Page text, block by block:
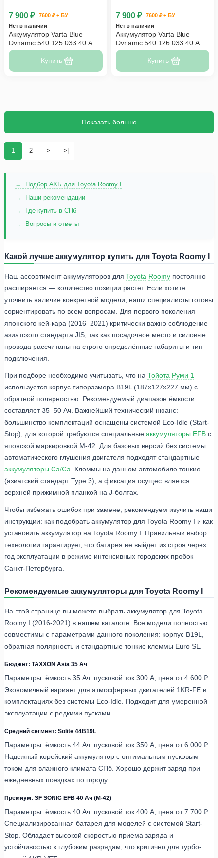
7 900 ₽
7600 ₽ + БУ
Нет в наличии
Аккумулятор Varta Blue
Dynamic 540 125 033 40 Ач
обр пол
Купить
7 900 ₽
7600 ₽ + БУ
Нет в наличии
Аккумулятор Varta Blue
Dynamic 540 126 033 40 Ач
A14
Купить
1 2 > >|
Показать больше
Подбор АКБ для Toyota Roomy I
Наши рекомендации
Где купить в СПб
Вопросы и ответы
Какой лучше аккумулятор купить для Toyota Roomy I
Наш ассортимент аккумуляторов для Toyota Roomy постоянно
расширяется — количество позиций растёт. Если хотите
уточнить наличие конкретной модели, наши специалисты готовы
сориентировать по всем вопросам. Для первого поколения
японского кей-кара (2016–2021) критически важно соблюдение
азиатского стандарта JIS, так как посадочное место и силовые
провода рассчитаны на строго определённые габариты и тип
подключения.
При подборе необходимо учитывать, что на Тойота Руми 1
используется корпус типоразмера B19L (187x127x227 мм) с
обратной полярностью. Рекомендуемый диапазон ёмкости
составляет 35–50 Ач. Важнейший технический нюанс:
большинство комплектаций оснащены системой Eco-Idle (Start-
Stop), для которой требуются специальные аккумуляторы EFB с
японской маркировкой M-42. Для базовых версий без системы
автоматического глушения двигателя подходят стандартные
аккумуляторы Ca/Ca . Клеммы на данном автомобиле тонкие
(азиатский стандарт Type 3), а фиксация осуществляется
верхней прижимной планкой на J-болтах.
Чтобы избежать ошибок при замене, рекомендуем изучить наши
инструкции: как подобрать аккумулятор для Toyota Roomy I и как
установить аккумулятор на Toyota Roomy I. Правильный выбор
технологии гарантирует, что батарея не выйдет из строя через
год эксплуатации в режиме интенсивных городских пробок
Санкт-Петербурга.
Рекомендуемые аккумуляторы для Toyota Roomy I
На этой странице вы можете выбрать аккумулятор для Toyota
Roomy I (2016-2021) в нашем каталоге. Все модели полностью
совместимы с параметрами данного поколения: корпус B19L,
обратная полярность и стандартные тонкие клеммы Euro SL.
Бюджет: TAXXON Asia 35 Ач
Параметры: ёмкость 35 Ач, пусковой ток 300 А, цена от 4 600 ₽.
Экономичный вариант для атмосферных двигателей 1KR-FE в
комплектациях без системы Eco-Idle. Подходит для умеренной
эксплуатации с редкими пусками.
Средний сегмент: Solite 44B19L
Параметры: ёмкость 44 Ач, пусковой ток 350 А, цена от 6 000 ₽.
Надежный корейский аккумулятор с оптимальным пусковым
током для влажного климата СПб. Хорошо держит заряд при
ежедневных поездках по городу.
Премиум: SF SONIC EFB 40 Ач (M-42)
Параметры: ёмкость 40 Ач, пусковой ток 400 А, цена от 7 700 ₽.
Специализированная батарея для моделей с системой Start-
Stop. Обладает высокой скоростью приема заряда и
устойчивостью к глубоким разрядам, что критично для турбо-